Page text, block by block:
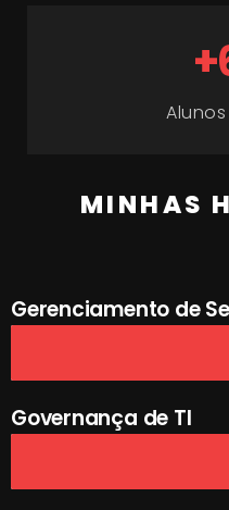
MINHAS
Gerenciamento de
Governança de TI